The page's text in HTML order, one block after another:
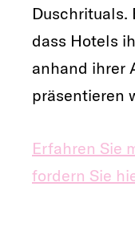
Duschrituals.
dass Hotels
anhand ihrer
präsentieren
Erfahren Sie
fordern Sie